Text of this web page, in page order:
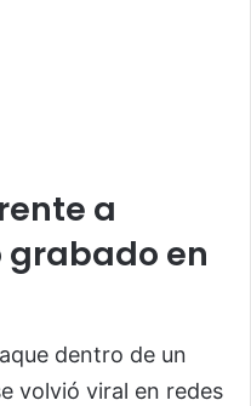
a
grabado en
dentro de un
volvió viral en redes